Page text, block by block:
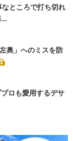
なところで打ち切れ
奥」へのミスを防
ロも愛用するデサ